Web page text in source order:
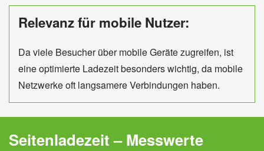
Relevanz für mobile Nutzer:
Da viele Besucher über mobile Geräte zugreifen, ist
eine optimierte Ladezeit besonders wichtig, da mobile
Netzwerke oft langsamere Verbindungen haben.
Seitenladezeit – Messwerte